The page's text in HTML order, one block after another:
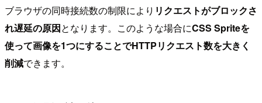
ブラウザの同時接続数の制限により リクエストがブロックさ
れ遅延の原因となります。このような場合にCSS Spriteを
使って画像を1つにすることでHTTPリクエスト数を大きく
削減できます。